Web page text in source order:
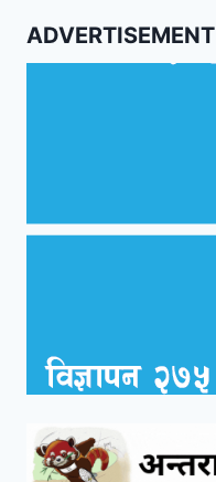
ADVERTISEMENT